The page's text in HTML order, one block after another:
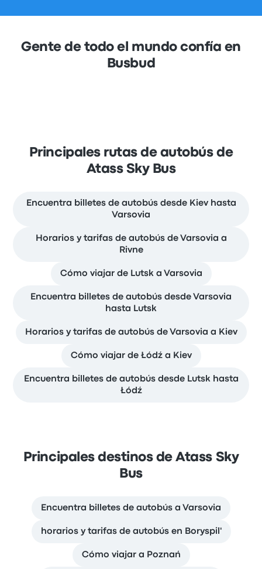
Gente de todo el mundo confía en
Busbud
Principales rutas de autobús de
Atass Sky Bus
Encuentra billetes de autobús desde Kiev hasta
Varsovia
Horarios y tarifas de autobús de Varsovia a
Rivne
Cómo viajar de Lutsk a Varsovia
Encuentra billetes de autobús desde Varsovia
hasta Lutsk
Horarios y tarifas de autobús de Varsovia a Kiev
Cómo viajar de Łódź a Kiev
Encuentra billetes de autobús desde Lutsk hasta
Łódź
Principales destinos de Atass Sky
Bus
Encuentra billetes de autobús a Varsovia
horarios y tarifas de autobús en Boryspil'
Cómo viajar a Poznań